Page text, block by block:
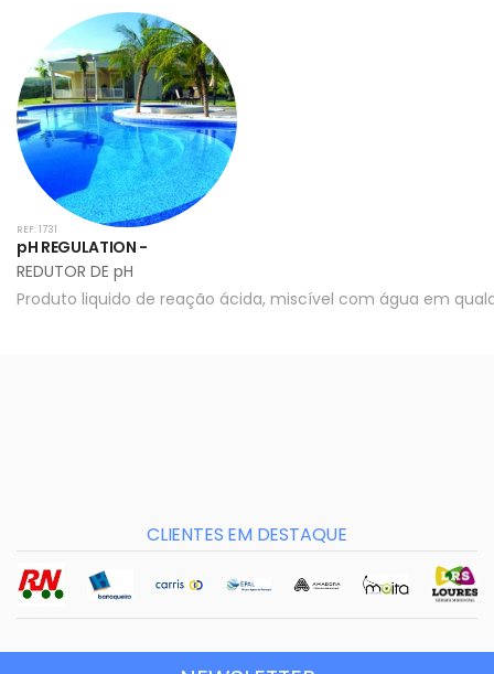
REF: 1731
pH REGULATION -
REDUTOR DE pH
Produto liquido de reação ácida, miscível com água em
CLIENTES EM DESTAQUE